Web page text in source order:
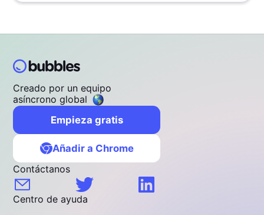
Creado por un equipo
asíncrono global
Empieza gratis
Añadir a Chrome
Contáctanos
Centro de ayuda